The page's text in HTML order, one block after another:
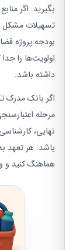
بگیرید. اگر
تسهیلات مشکل کل
بودجه پروژه
اولویت‌ها را جدا
داشته باشد.
اگر بانک مدرک
مرحله اعتبارسنجی
نهایی، کارشناسی
باشد. هر تعهد به
هماهنگ کنید و